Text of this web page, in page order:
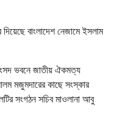
বাংলাদেশ নেজামে ইসলাম
ভবনে জাতীয় ঐকমত্য
মজুমদারের কাছে সংস্কার
সংগঠন সচিব মাওলানা আবু